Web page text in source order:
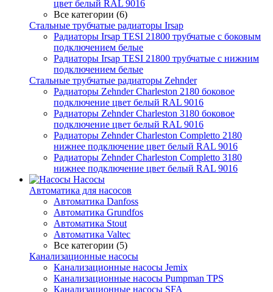
цвет белый RAL 9016
Все категории (6)
Стальные трубчатые радиаторы Irsap
Радиаторы Irsap TESI 21800 трубчатые с боковым
подключением белые
Радиаторы Irsap TESI 21800 трубчатые с нижним
подключением белые
Стальные трубчатые радиаторы Zehnder
Радиаторы Zehnder Charleston 2180 боковое
подключение цвет белый RAL 9016
Радиаторы Zehnder Charleston 3180 боковое
подключение цвет белый RAL 9016
Радиаторы Zehnder Charleston Completto 2180
нижнее подключение цвет белый RAL 9016
Радиаторы Zehnder Charleston Completto 3180
нижнее подключение цвет белый RAL 9016
Насосы
Автоматика для насосов
Автоматика Danfoss
Автоматика Grundfos
Автоматика Stout
Автоматика Valtec
Все категории (5)
Канализационные насосы
Канализационные насосы Jemix
Канализационные насосы Pumpman TPS
Канализационные насосы SFA